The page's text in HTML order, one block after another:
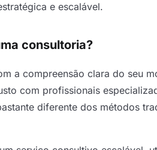
e escalável.
consultoria?
a compreensão clara do seu
com profissionais
diferente dos métodos